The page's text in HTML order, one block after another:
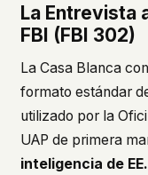
La Entrevista
FBI (FBI 302)
La Casa Blanca
formato estándar
utilizado por la
UAP de primera
inteligencia de EE.